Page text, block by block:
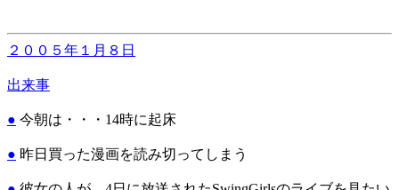
２００５年１月８日
出来事
● 今朝は・・・14時に起床
● 昨日買った漫画を読み切ってしまう